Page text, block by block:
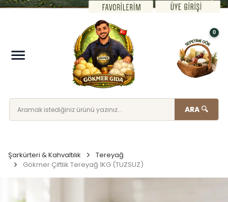
ARA 🔍
0
Şarkürteri & Kahvaltılık
Tereyağ
Gökmer Çiftlik Tereyağ 1KG (TUZSUZ)